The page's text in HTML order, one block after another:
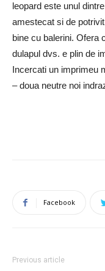
leopard este unul
amestecat si de
bine cu balerini. Ofera
dulapul dvs. e plin de
Incercati un imprimeu
– doua neutre noi
Facebook
Previous article